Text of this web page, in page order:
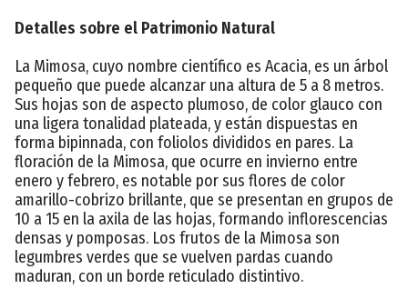
Detalles sobre el Patrimonio Natural
La Mimosa, cuyo nombre científico es Acacia, es un árbol
pequeño que puede alcanzar una altura de 5 a 8 metros.
Sus hojas son de aspecto plumoso, de color glauco con
una ligera tonalidad plateada, y están dispuestas en
forma bipinnada, con foliolos divididos en pares. La
floración de la Mimosa, que ocurre en invierno entre
enero y febrero, es notable por sus flores de color
amarillo-cobrizo brillante, que se presentan en grupos de
10 a 15 en la axila de las hojas, formando inflorescencias
densas y pomposas. Los frutos de la Mimosa son
legumbres verdes que se vuelven pardas cuando
maduran, con un borde reticulado distintivo.